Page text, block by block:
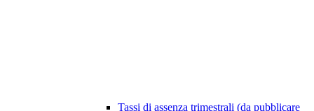
Tassi di assenza trimestrali (da pubblicare